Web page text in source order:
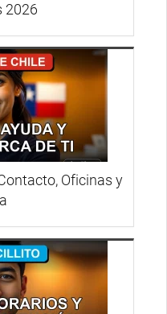
2026
Oficinas y